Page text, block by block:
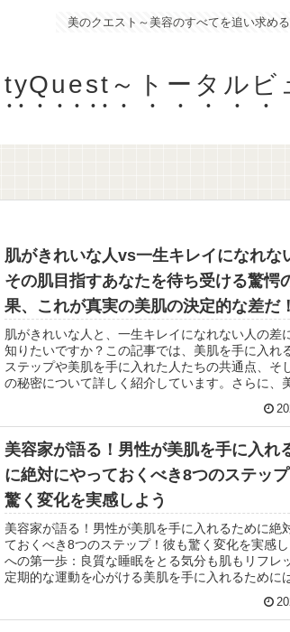
美のクエスト～美容のすべてを追い求め
～トータルビ
肌がきれいな人vs一生キレイになれな
その肌目指すあなたを待ち受ける驚愕
果、これが真実の美肌の決定的な差だ！
肌がきれいな人と、一生キレイになれない人の差
知りたいですか？この記事では、美肌を手に入れ
ステップや美肌を手に入れた人たちの共通点、そ
の秘密について詳しく紹介しています。さらに、
美容家が語る！男性が美肌を手に入れ
に絶対にやっておくべき8つのステッ
驚く変化を実感しよう
美容家が語る！男性が美肌を手に入れるために絶
ておくべき8つのステップ！彼も驚く変化を実感
への第一歩：良質な睡眠をとる気分も肌もリフレ
定期的な運動を心がける美肌を手に入れるために